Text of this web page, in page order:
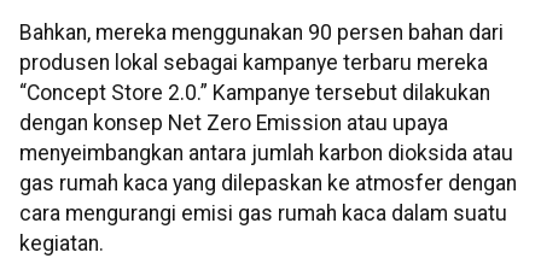
Bahkan, mereka menggunakan 90 persen bahan dari
produsen lokal sebagai kampanye terbaru mereka
“Concept Store 2.0.” Kampanye tersebut dilakukan
dengan konsep Net Zero Emission atau upaya
menyeimbangkan antara jumlah karbon dioksida atau
gas rumah kaca yang dilepaskan ke atmosfer dengan
cara mengurangi emisi gas rumah kaca dalam suatu
kegiatan.